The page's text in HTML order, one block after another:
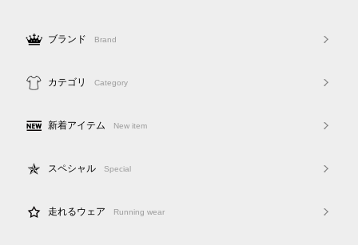
ブランド Brand
カテゴリ Category
新着アイテム New item
スペシャル Special
走れるウェア Running wear